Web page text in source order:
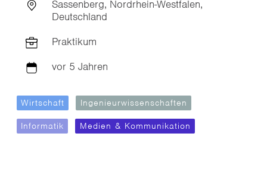
Sassenberg, Nordrhein-Westfalen,
Deutschland
Praktikum
vor 5 Jahren
Wirtschaft Ingenieurwissenschaften
Informatik Medien & Kommunikation